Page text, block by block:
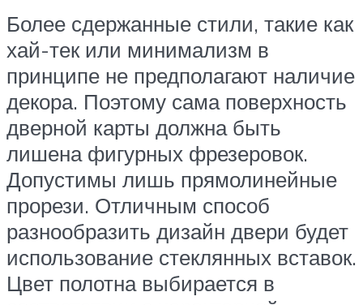
Более сдержанные стили, такие как
хай-тек или минимализм в
принципе не предполагают наличие
декора. Поэтому сама поверхность
дверной карты должна быть
лишена фигурных фрезеровок.
Допустимы лишь прямолинейные
прорези. Отличным способ
разнообразить дизайн двери будет
использование стеклянных вставок.
Цвет полотна выбирается в